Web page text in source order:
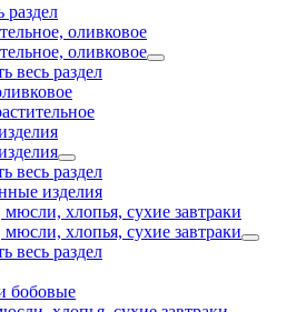
раздел
оливковое
оливковое
весь раздел
весь раздел
изделия
хлопья, сухие завтраки
хлопья, сухие завтраки
весь раздел
бобовые